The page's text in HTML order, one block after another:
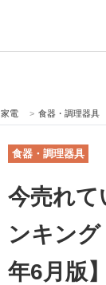
総合ページ
のヒント
門サイト
電 > 食器・調理器具
食器・調理器具
今売れて
ンキン
年6月版】